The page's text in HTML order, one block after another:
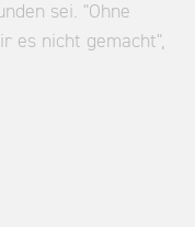
sei. "Ohne
es nicht gemacht",